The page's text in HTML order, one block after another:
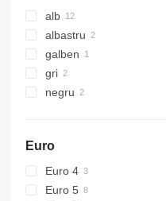
alb
albastru
galben
gri
negru
Euro
Euro 4
Euro 5